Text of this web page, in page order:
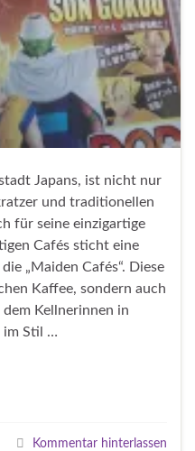
Japans, ist nicht nur
und traditionellen
für seine einzigartige
Cafés sticht eine
„Maiden Cafés“. Diese
Kaffee, sondern auch
Kellnerinnen in
im Stil …
Kommentar hinterlassen